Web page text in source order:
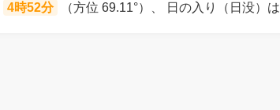
4時52分 （方位 69.11°）、 日の入り（日没）は